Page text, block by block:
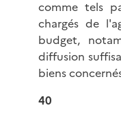
comme tels
chargés de
budget,
diffusion
biens
40